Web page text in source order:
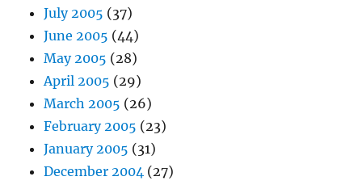
July 2005 (37)
June 2005 (44)
May 2005 (28)
April 2005 (29)
March 2005 (26)
February 2005 (23)
January 2005 (31)
December 2004 (27)